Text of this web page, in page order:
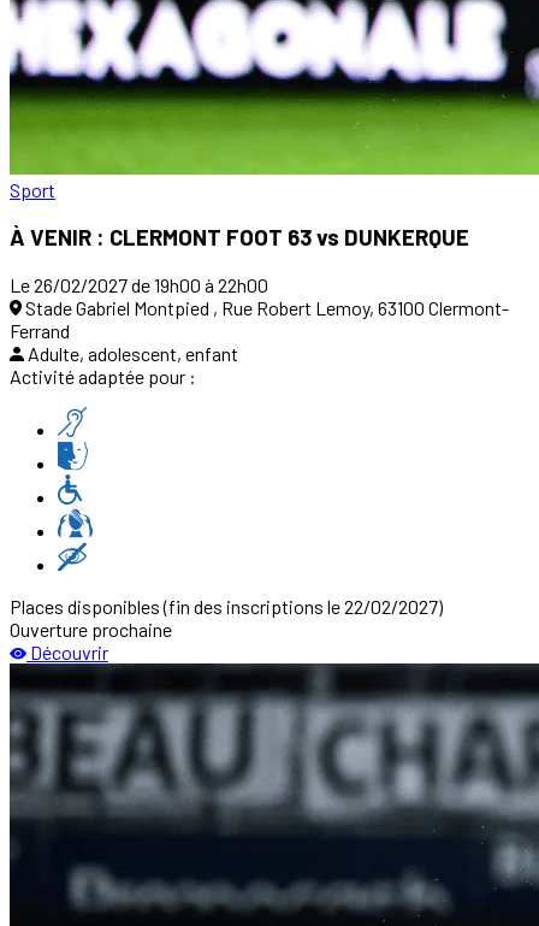
Sport
À VENIR : CLERMONT FOOT 63 vs DUNKERQUE
Le 26/02/2027 de 19h00 à 22h00
Stade Gabriel Montpied , Rue Robert Lemoy, 63100 Clermont-
Ferrand
Adulte, adolescent, enfant
Activité adaptée pour :
Places disponibles(fin des inscriptions le 22/02/2027)
Ouverture prochaine
Découvrir